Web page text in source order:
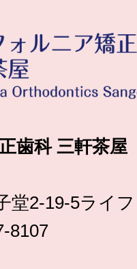
歯科 三軒茶屋
堂2-19-5ライ
8107